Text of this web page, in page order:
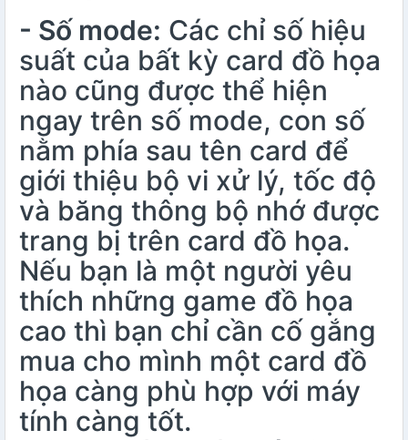
- Số mode: Các chỉ số hiệu
suất của bất kỳ card đồ họa
nào cũng được thể hiện
ngay trên số mode, con số
nằm phía sau tên card để
giới thiệu bộ vi xử lý, tốc độ
và băng thông bộ nhớ được
trang bị trên card đồ họa.
Nếu bạn là một người yêu
thích những game đồ họa
cao thì bạn chỉ cần cố gắng
mua cho mình một card đồ
họa càng phù hợp với máy
tính càng tốt.